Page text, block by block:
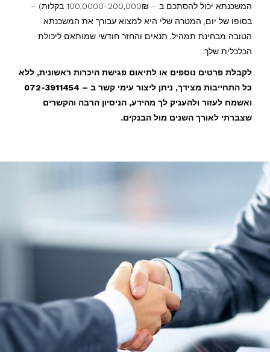
המשכנתא יכול להסתכם ב – 100,0000-200,000₪ בקלות) –
בסופו של יום, המטרה שלי היא למצוא עבורך את המשכנתא
הטובה מבחינת תמהיל, תנאים והחזר חודשי שמותאם ליכולת
הכלכלית שלך.
לקבלת פרטים נוספים או לתיאום פגישת היכרות ראשונית, ללא
כל התחייבות מצידך, ניתן ליצור עימי קשר ב – 072-3911454
ואשמח לעזור ולהעניק לך מהידע, הניסיון הרבה והקשרים
שצברתי לאורך השנים מול הבנקים.